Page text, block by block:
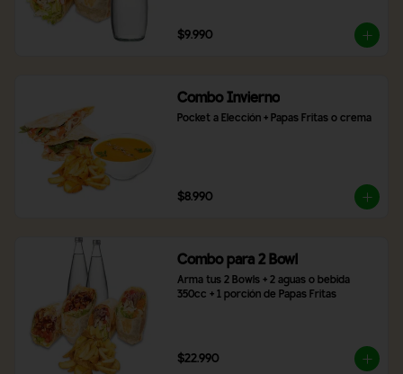
$9.990
Combo Invierno
Pocket a Elección + Papas Fritas o crema
$8.990
Combo para 2 Bowl
Arma tus 2 Bowls + 2 aguas o bebida
350cc + 1 porción de Papas Fritas
$22.990